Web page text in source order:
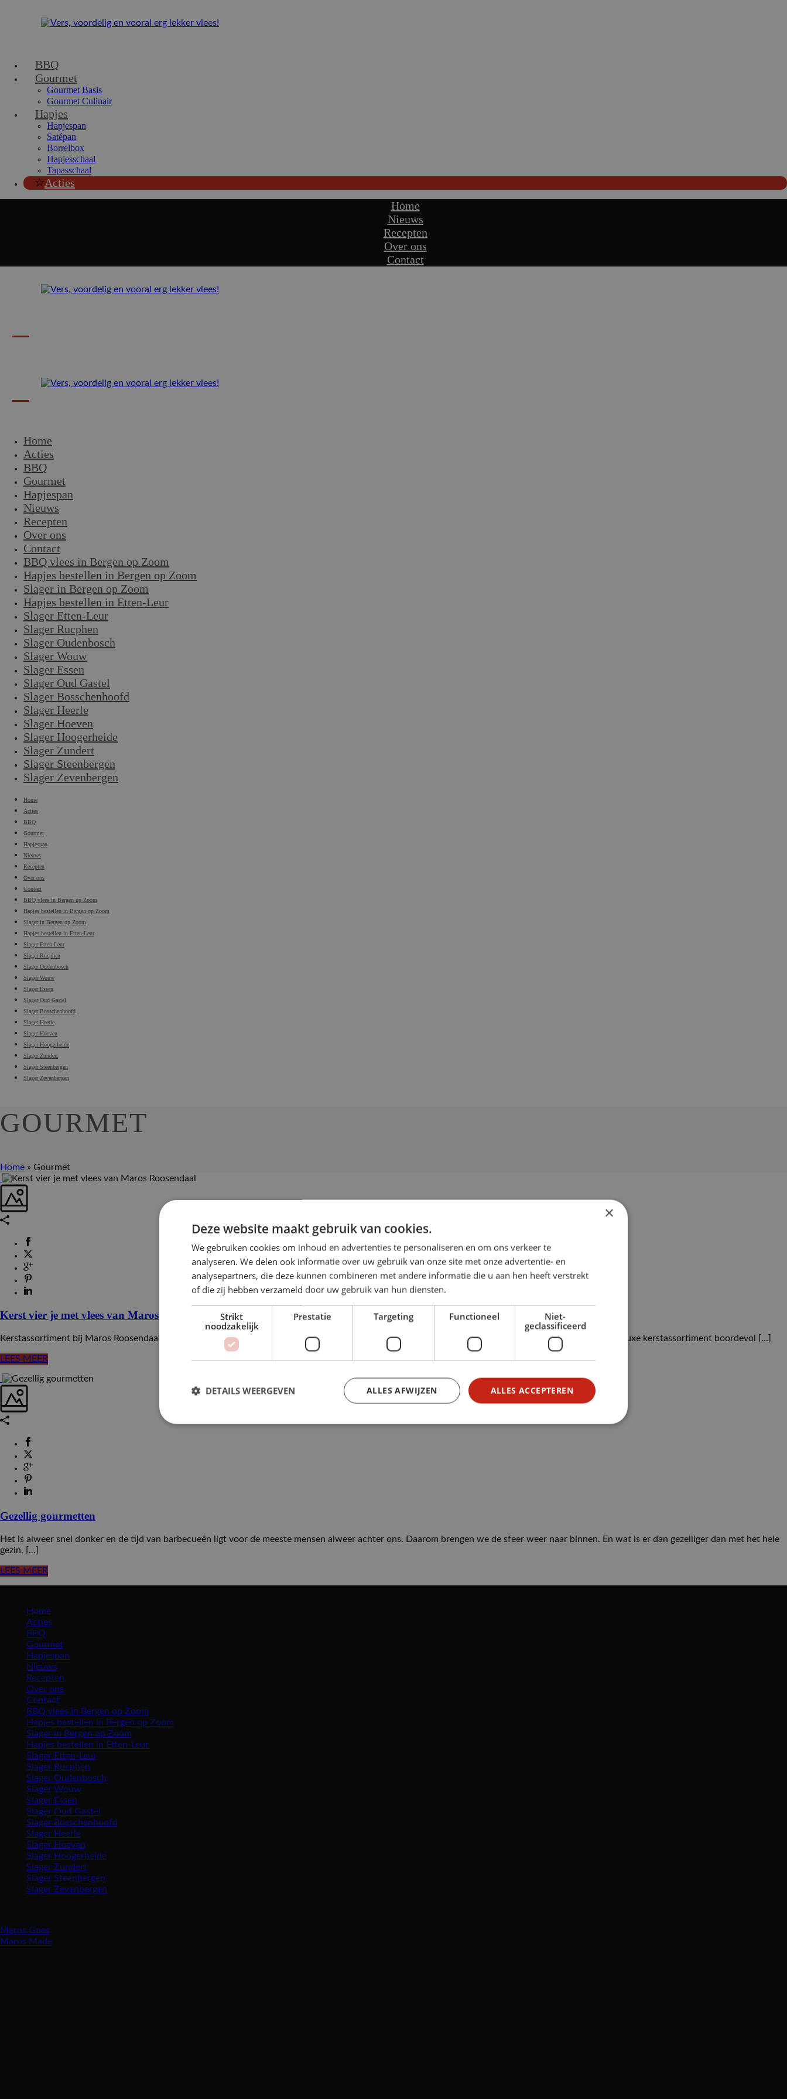
BBQ
Gourmet
Gourmet Basis
Gourmet Culinair
Hapjes
Hapjespan
Satépan
Borrelbox
Hapjesschaal
Tapasschaal
Acties
Home
Nieuws
Recepten
Over ons
Contact
Home
Acties
BBQ
Gourmet
Hapjespan
Nieuws
Recepten
Over ons
Contact
BBQ vlees in Bergen op Zoom
Hapjes bestellen in Bergen op Zoom
Slager in Bergen op Zoom
Hapjes bestellen in Etten-Leur
Slager Etten-Leur
Slager Rucphen
Slager Oudenbosch
Slager Wouw
Slager Essen
Slager Oud Gastel
Slager Bosschenhoofd
Slager Heerle
Slager Hoeven
Slager Hoogerheide
Slager Zundert
Slager Steenbergen
Slager Zevenbergen
Home
Acties
BBQ
Gourmet
Hapjespan
Nieuws
Recepten
Over ons
Contact
BBQ vlees in Bergen op Zoom
Hapjes bestellen in Bergen op Zoom
Slager in Bergen op Zoom
Hapjes bestellen in Etten-Leur
Slager Etten-Leur
Slager Rucphen
Slager Oudenbosch
Slager Wouw
Slager Essen
Slager Oud Gastel
Slager Bosschenhoofd
Slager Heerle
Slager Hoeven
Slager Hoogerheide
Slager Zundert
Slager Steenbergen
Slager Zevenbergen
GOURMET
Home » Gourmet
Kerst vier je met vlees van Maros Roosendaal
Kerstassortiment bij Maros Roosendaal Op zoek naar een onvergetelijk kerstdiner? Bij Slagerij Maros in Roosendaal vind je ook dit jaar een uitgebreid en luxe kerstassortiment boordevol [...]
LEES MEER
Gezellig gourmetten
Het is alweer snel donker en de tijd van barbecueën ligt voor de meeste mensen alweer achter ons. Daarom brengen we de sfeer weer naar binnen. En wat is er dan gezelliger dan met het hele
gezin, [...]
LEES MEER
Home
Acties
BBQ
Gourmet
Hapjespan
Nieuws
Recepten
Over ons
Contact
BBQ vlees in Bergen op Zoom
Hapjes bestellen in Bergen op Zoom
Slager in Bergen op Zoom
Hapjes bestellen in Etten-Leur
Slager Etten-Leur
Slager Rucphen
Slager Oudenbosch
Slager Wouw
Slager Essen
Slager Oud Gastel
Slager Bosschenhoofd
Slager Heerle
Slager Hoeven
Slager Hoogerheide
Slager Zundert
Slager Steenbergen
Slager Zevenbergen
Maros Goes
Maros Made
×
Deze website maakt gebruik van cookies.
We gebruiken cookies om inhoud en advertenties te personaliseren en om ons verkeer te
analyseren. We delen ook informatie over uw gebruik van onze site met onze advertentie- en
analysepartners, die deze kunnen combineren met andere informatie die u aan hen heeft verstrekt
of die zij hebben verzameld door uw gebruik van hun diensten.
Strikt
noodzakelijk
Prestatie Targeting Functioneel
Niet-
geclassificeerd
ALLES ACCEPTEREN
ALLES AFWIJZEN
DETAILS WEERGEVEN